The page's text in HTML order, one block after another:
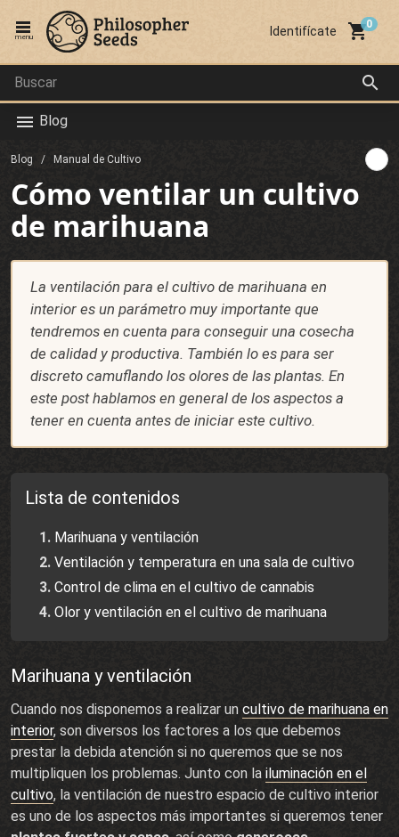
search
Blog
menu Identifícate local_grocery_store
Blog Manual de Cultivo
Cómo ventilar un cultivo
de marihuana
La ventilación para el cultivo de marihuana en
interior es un parámetro muy importante que
tendremos en cuenta para conseguir una cosecha
de calidad y productiva. También lo es para ser
discreto camuflando los olores de las plantas. En
este post hablamos en general de los aspectos a
tener en cuenta antes de iniciar este cultivo.
Lista de contenidos
Marihuana y ventilación
Ventilación y temperatura en una sala de cultivo
Control de clima en el cultivo de cannabis
Olor y ventilación en el cultivo de marihuana
Marihuana y ventilación
Cuando nos disponemos a realizar un cultivo de marihuana en
interior, son diversos los factores a los que debemos
prestar la debida atención si no queremos que se nos
multipliquen los problemas. Junto con la iluminación en el
cultivo, la ventilación de nuestro espacio de cultivo interior
es uno de los aspectos más importantes si queremos tener